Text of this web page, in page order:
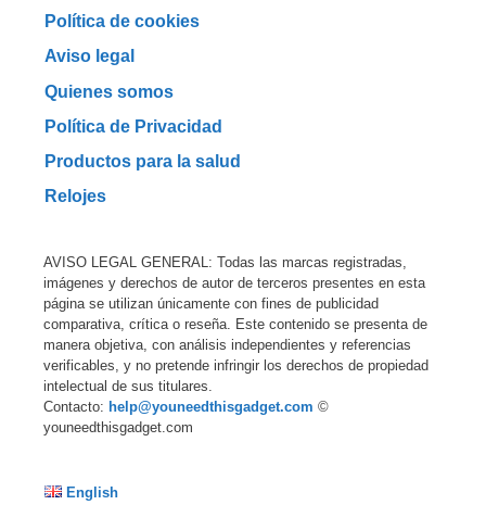
Política de cookies
Aviso legal
Quienes somos
Política de Privacidad
Productos para la salud
Relojes
AVISO LEGAL GENERAL: Todas las marcas registradas,
imágenes y derechos de autor de terceros presentes en esta
página se utilizan únicamente con fines de publicidad
comparativa, crítica o reseña. Este contenido se presenta de
manera objetiva, con análisis independientes y referencias
verificables, y no pretende infringir los derechos de propiedad
intelectual de sus titulares.
Contacto: help@youneedthisgadget.com ©
youneedthisgadget.com
English